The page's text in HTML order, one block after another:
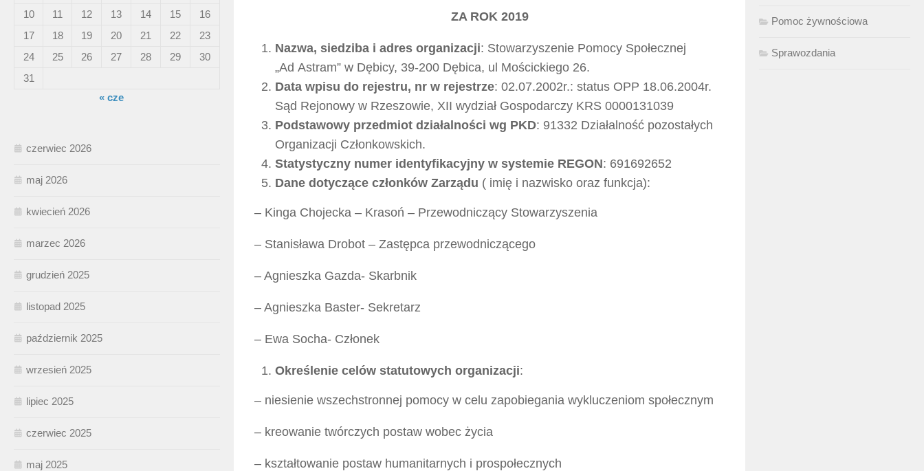
ZA ROK 2019
Nazwa, siedziba i adres organizacji: Stowarzyszenie Pomocy Społecznej
„Ad Astram” w Dębicy, 39-200 Dębica, ul Mościckiego 26.
Data wpisu do rejestru, nr w rejestrze: 02.07.2002r.: status OPP 18.06.2004r.
Sąd Rejonowy w Rzeszowie, XII wydział Gospodarczy KRS 0000131039
Podstawowy przedmiot działalności wg PKD: 91332 Działalność pozostałych
Organizacji Członkowskich.
Statystyczny numer identyfikacyjny w systemie REGON: 691692652
Dane dotyczące członków Zarządu ( imię i nazwisko oraz funkcja):
– Kinga Chojecka – Krasoń – Przewodniczący Stowarzyszenia
– Stanisława Drobot – Zastępca przewodniczącego
– Agnieszka Gazda- Skarbnik
– Agnieszka Baster- Sekretarz
– Ewa Socha- Członek
Określenie celów statutowych organizacji:
– niesienie wszechstronnej pomocy w celu zapobiegania wykluczeniom społecznym
– kreowanie twórczych postaw wobec życia
– kształtowanie postaw humanitarnych i prospołecznych
10
11 12 13 14 15
16
17
18 19 20 21 22
23
24
25 26 27 28 29
30
31
« cze
czerwiec 2026
maj 2026
kwiecień 2026
marzec 2026
grudzień 2025
listopad 2025
październik 2025
wrzesień 2025
lipiec 2025
czerwiec 2025
maj 2025
Pomoc żywnościowa
Sprawozdania